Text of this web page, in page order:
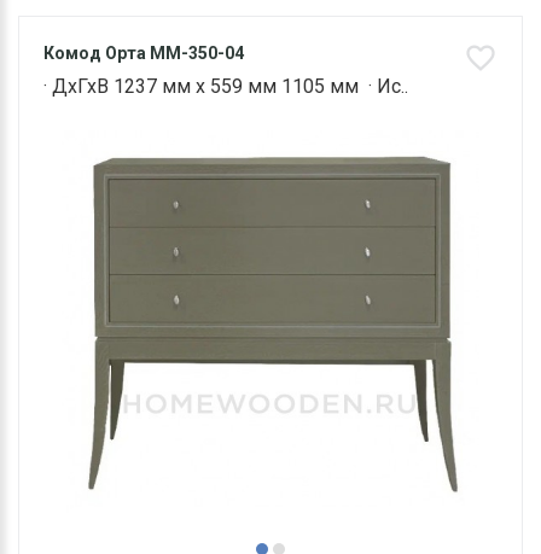
Комод Орта ММ-350-04
· ДхГхВ 1237 мм х 559 мм 1105 мм · Ис..